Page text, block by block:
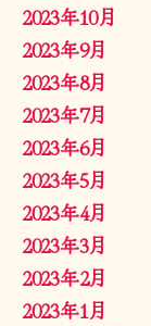
2023年10月
2023年9月
2023年8月
2023年7月
2023年6月
2023年5月
2023年4月
2023年3月
2023年2月
2023年1月